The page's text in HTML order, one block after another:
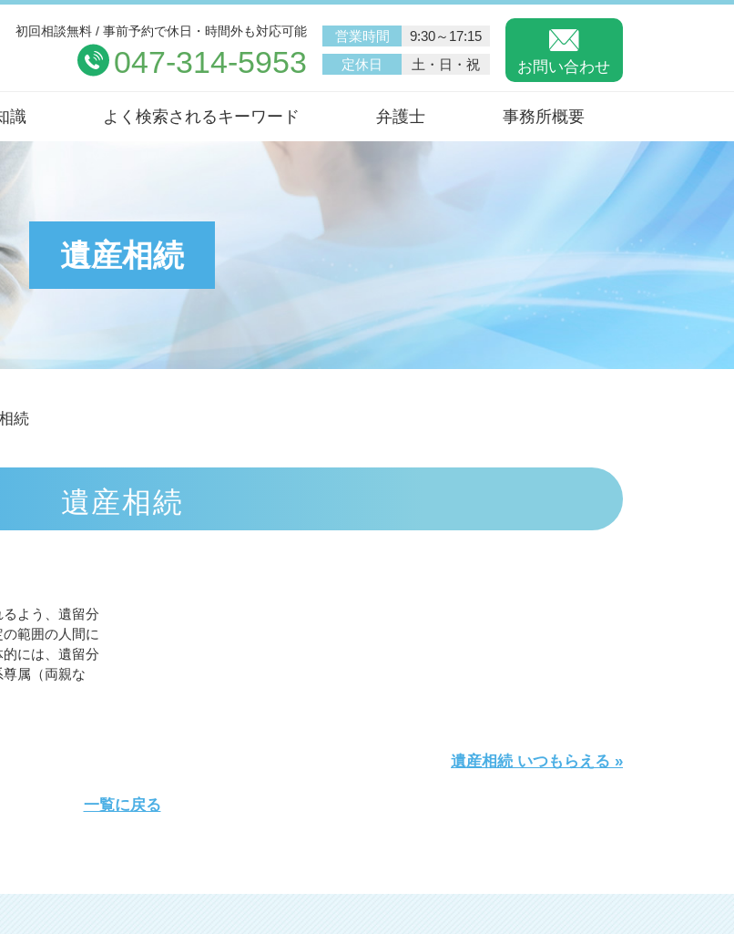
遺産相続
初回相談無料 / 事前予約で休日・時間外も対応可能
047-314-5953
営業時間
9:30～17:15
定休日
土・日・祝 お問い合わせ
識 よく検索されるキーワード 弁護士 事務所概要
続
遺産相続
よう、遺留分
範囲の人間に
には、遺留分
属（両親な
遺産相続 いつもらえる »
一覧に戻る